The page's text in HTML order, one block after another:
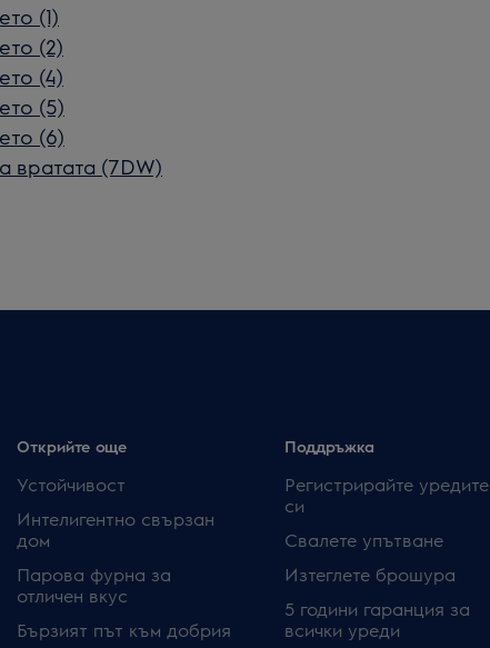
(1)
(2)
(4)
(5)
(6)
вратата (7DW)
Открийте още
Устойчивост
Интелигентно свързан
дом
Парова фурна за
отличен вкус
Бързият път към добрия
Поддръжка
Регистрирайте уредите
си
Свалете упътване
Изтеглете брошура
5 години гаранция за
всички уреди